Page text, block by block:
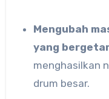
Mengubah massa atau ketebalan benda
yang
menghasilkan
drum besar.